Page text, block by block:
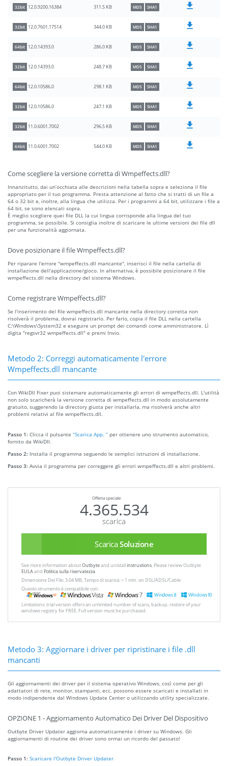
32bit 12.0.9200.16384 311.5 KB MD5 SHA1
32bit 12.0.7601.17514 344.0 KB MD5 SHA1
64bit 12.0.14393.0 286.0 KB MD5 SHA1
32bit 12.0.14393.0 248.7 KB MD5 SHA1
64bit 12.0.10586.0 298.1 KB MD5 SHA1
32bit 12.0.10586.0 247.1 KB MD5 SHA1
32bit 11.0.6001.7002 296.5 KB MD5 SHA1
64bit 11.0.6001.7002 544.0 KB MD5 SHA1
Come scegliere la versione corretta di Wmpeffects.dll?
Innanzitutto, dai un’occhiata alle descrizioni nella tabella sopra e seleziona il file
appropriato per il tuo programma. Presta attenzione al fatto che si tratti di un file a
64 o 32 bit e, inoltre, alla lingua che utilizza. Per i programmi a 64 bit, utilizzare i file a
64 bit, se sono elencati sopra.
È meglio scegliere quei file DLL la cui lingua corrisponde alla lingua del tuo
programma, se possibile. Si consiglia inoltre di scaricare le ultime versioni dei file dll
per una funzionalità aggiornata.
Dove posizionare il file Wmpeffects.dll?
Per riparare l'errore "wmpeffects.dll mancante", inserisci il file nella cartella di
installazione dell'applicazione/gioco. In alternativa, è possibile posizionare il file
wmpeffects.dll nella directory del sistema Windows.
Come registrare Wmpeffects.dll?
Se l'inserimento del file wmpeffects.dll mancante nella directory corretta non
risolverà il problema, dovrai registrarlo. Per farlo, copia il file DLL nella cartella
C:\Windows\System32 e eseguire un prompt dei comandi come amministratore. Lì
digita "regsvr32 wmpeffects.dll" e premi Invio.
Metodo 2: Correggi automaticamente l'errore
Wmpeffects.dll mancante
Con WikiDll Fixer puoi sistemare automaticamente gli errori di wmpeffects.dll. L'utilità
non solo scaricherà la versione corretta di wmpeffects.dll in modo assolutamente
gratuito, suggerendo la directory giusta per installarla, ma risolverà anche altri
problemi relativi al file wmpeffects.dll.
Passo 1: Clicca il pulsante “Scarica App. ” per ottenere uno strumento automatico,
fornito da WikiDll.
Passo 2: Installa il programma seguendo le semplici istruzioni di installazione.
Passo 3: Avvia il programma per correggere gli errori wmpeffects.dll e altri problemi.
Offerta speciale
4.365.534
scarica
ScaricaSoluzione
See more information aboutOutbyteand unistallinstrustions. Please review Outbyte
EULAand Politica sulla riservatezza
Dimensione Del File: 3.04 MB, Tempo di scarica: < 1 min. on DSL/ADSL/Cable
Questo strumento è compatibile con:
Limitations: trial version offers an unlimited number of scans, backup, restore of your
windows registry for FREE. Full version must be purchased.
Metodo 3: Aggiornare i driver per ripristinare i file .dll
mancanti
Gli aggiornamenti dei driver per il sistema operativo Windows, così come per gli
adattatori di rete, monitor, stampanti, ecc. possono essere scaricati e installati in
modo indipendente dal Windows Update Center o utilizzando utility specializzate.
OPZIONE 1 - Aggiornamento Automatico Dei Driver Del Dispositivo
Outbyte Driver Updater aggiorna automaticamente i driver su Windows. Gli
aggiornamenti di routine dei driver sono ormai un ricordo del passato!
Passo 1: Scaricare l'Outbyte Driver Updater